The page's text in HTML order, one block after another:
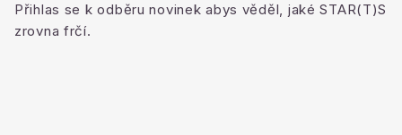
Přihlas se k odběru novinek abys věděl, jaké STAR(T)S
zrovna frčí.